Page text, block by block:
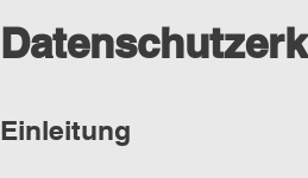
Einleitung